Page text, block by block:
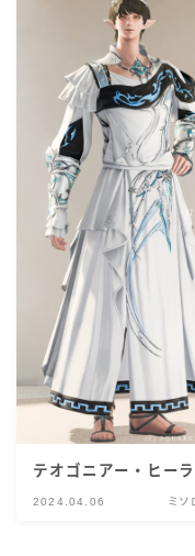
テオゴニアー・ヒー
2024.04.06 ミソ